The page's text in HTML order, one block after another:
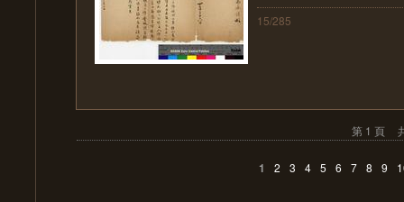
15/285
第 1 頁
1 2 3 4 5 6 7 8 9